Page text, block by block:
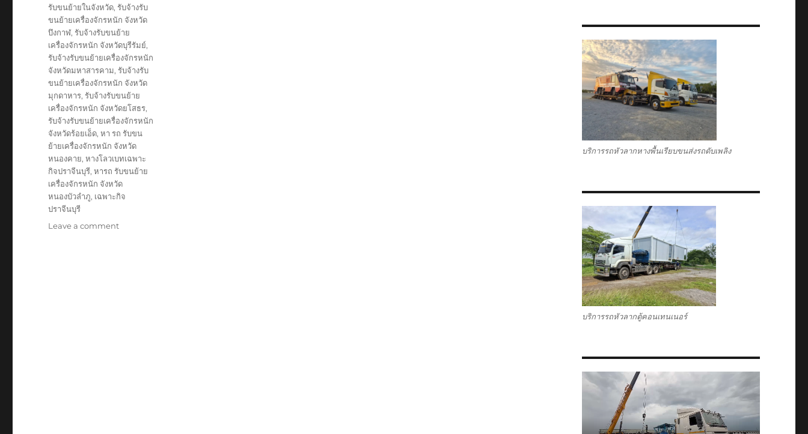
รับขนย้ายในจังหวัด,รับจ้างรับ
ขนย้ายเครื่องจักรหนัก จังหวัด
บึงกาฬ,รับจ้างรับขนย้าย
เครื่องจักรหนัก จังหวัดบุรีรัมย์,
รับจ้างรับขนย้ายเครื่องจักรหนัก
จังหวัดมหาสารคาม,รับจ้างรับ
ขนย้ายเครื่องจักรหนัก จังหวัด
มุกดาหาร,รับจ้างรับขนย้าย
เครื่องจักรหนัก จังหวัดยโสธร,
รับจ้างรับขนย้ายเครื่องจักรหนัก
จังหวัดร้อยเอ็ด,หา รถ รับขน
ย้ายเครื่องจักรหนัก จังหวัด
หนองคาย,หางโลวเบทเฉพาะ
กิจปราจีนบุรี,หารถ รับขนย้าย
เครื่องจักรหนัก จังหวัด
หนองบัวลำภู, เฉพาะกิจ
ปราจีนบุรี
Leave a commenton
บริการรถหัวลากหางพื้นเรียบขนส่งรถดับเพลิง
บริการรถหัวลากตู้คอนเทนเนอร์